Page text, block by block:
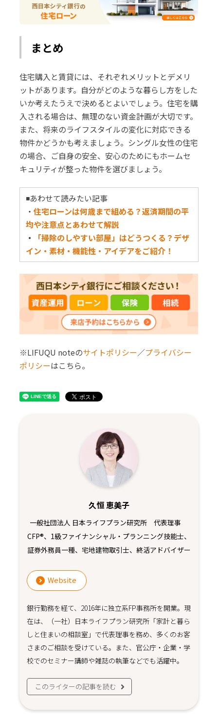
まとめ
住宅購入と賃貸には、それぞれメリットとデメリ
ットがあります。自分がどのような暮らし方をした
いか考えたうえで決めるとよいでしょう。住宅を購
入される場合は、無理のない資金計画が大切です。
また、将来のライフスタイルの変化に対応できる
物件かどうかも考えましょう。シングル女性の住宅
の場合、ご自身の安全、安心のためにもホームセ
キュリティが整った物件を選びましょう。
◾️あわせて読みたい記事
・住宅ローンは何歳まで組める？返済期間の平
均や注意点とあわせて解説
・
「掃除のしやすい部屋」はどうつくる？デザ
イン・素材・機能性・アイデアをご紹介！
※LIFUQU noteのサイトポリシー／プライバシー
ポリシーはこちら。
久恒 恵美子
一般社団法人 日本ライフプラン研究所 代表理事
CFP®、1級ファイナンシャル・プランニング技能士、
証券外務員一種、宅地建物取引士、終活アドバイザー
Website
銀行勤務を経て、2016年に独立系FP事務所を開業。現
在は、（一社）日本ライフプラン研究所「家計と暮ら
しと住まいの相談室」で代表理事を務め、多くのお客
さまのご相談を受けている。また、官公庁・企業・学
校でのセミナー講師や雑誌の執筆などでも活躍中。
このライターの記事を読む